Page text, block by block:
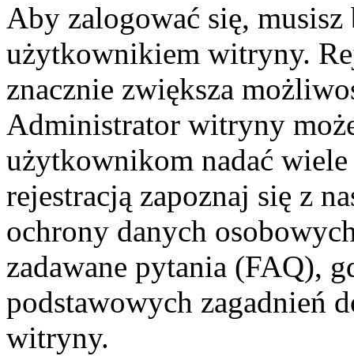
Aby zalogować się,
użytkownikiem witryny.
znacznie zwiększa
Administrator witryny
użytkownikom nadać
rejestracją zapoznaj się z
ochrony danych
zadawane pytania (FAQ),
podstawowych zagadnień
witryny.